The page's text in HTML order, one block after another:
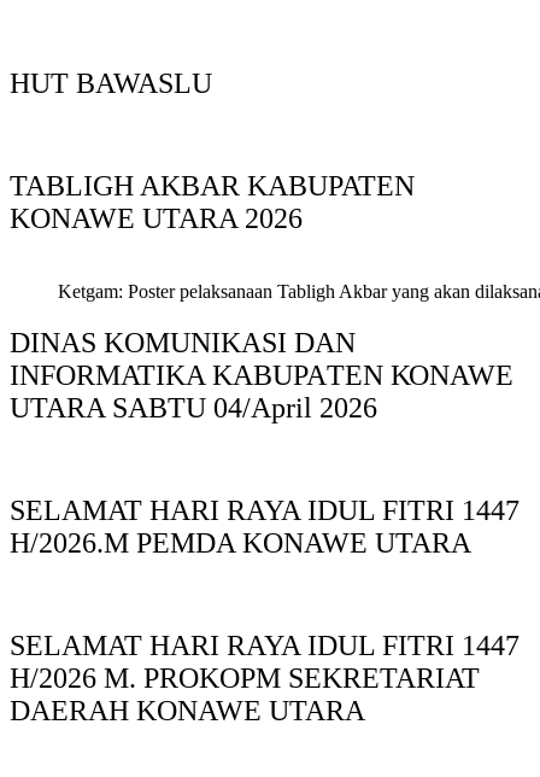
HUT BAWASLU
TABLIGH AKBAR KABUPATEN
KONAWE UTARA 2026
Ketgam: Poster pelaksanaan Tabligh Akbar yang akan
DINAS KOMUNIKASI DAN
INFORMATIKA KABUPAΤΕΝ ΚΟNAWE
UTARA SABTU 04/April 2026
SELAMAT HARI RAYA IDUL FITRI 1447
H/2026.M PEMDA KONAWE UTARA
SELAMAT HARI RAYA IDUL FITRI 1447
H/2026 M. PROKOPM SEKRETARIAT
DAERAH KONAWE UTARA